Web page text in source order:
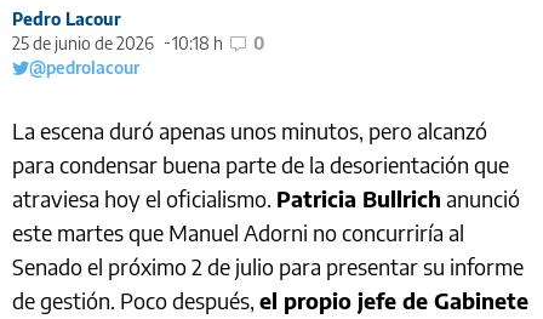
Pedro Lacour
25 de junio de 2026
10:18 h
0
@pedrolacour
La escena duró apenas unos minutos, pero alcanzó
para condensar buena parte de la desorientación que
atraviesa hoy el oficialismo. Patricia Bullrich anunció
este martes que Manuel Adorni no concurriría al
Senado el próximo 2 de julio para presentar su informe
de gestión. Poco después, el propio jefe de Gabinete